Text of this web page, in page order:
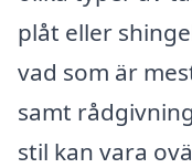
plåt eller
vad som är
samt
stil kan vara